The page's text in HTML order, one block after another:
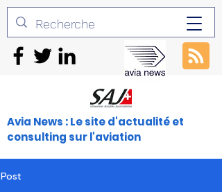
Avia News : Le site d'actualité et
consulting sur l'aviation
Post